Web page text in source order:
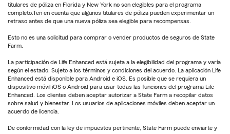
titulares de póliza en Florida y New York no son elegibles para el programa
completo.Ten en cuenta que algunos titulares de póliza pueden experimentar un
retraso antes de que una nueva póliza sea elegible para recompensas.
Esto no es una solicitud para comprar o vender productos de seguros de State
Farm.
La participación de Life Enhanced está sujeta a la elegibilidad del programa y varía
según el estado. Sujeto a los términos y condiciones del acuerdo. La aplicación Life
Enhanced está disponible para Android e iOS. Es posible que se requiera un
dispositivo móvil iOS o Android para usar todas las funciones del programa Life
Enhanced. Los clientes deben aceptar autorizar a State Farm a recopilar datos
sobre salud y bienestar. Los usuarios de aplicaciones móviles deben aceptar un
acuerdo de licencia.
De conformidad con la ley de impuestos pertinente, State Farm puede enviarte y